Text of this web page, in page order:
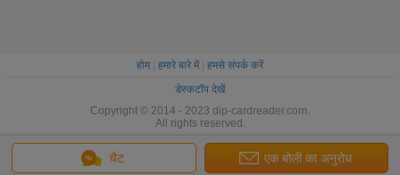
चैट एक बोली का अनुरोध
होम हमारे बारे में
हमसे संपर्क करें
डेस्कटॉप देखें
Copyright © 2014 - 2023 dip-cardreader.com.
All rights reserved.